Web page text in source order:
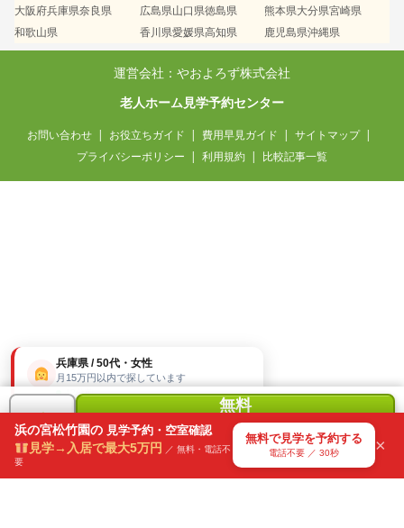
＋
気になる
リスト
無料
で
見学を予約
電話不要・30秒で送信
大阪府兵庫県奈良県
和歌山県
広島県山口県徳島県
香川県愛媛県高知県
熊本県大分県宮崎県
鹿児島県沖縄県
運営会社：やおよろず株式会社
老人ホーム見学予約センター
お問い合わせ お役立ちガイド 費用早見ガイド
サイトマップ
プライバシーポリシー
利用規約 比較記事一覧
兵庫県 / 50代・女性
月15万円以内で探しています
42分前
浜の宮松竹園の 見学予約・空室確認
見学→入居で最大5万円
／ 無料・電話不
要
無料で見学を予約する
電話不要 ／ 30秒 ×